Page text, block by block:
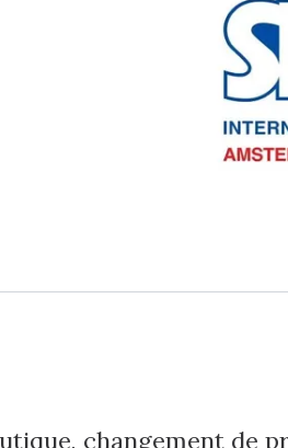
changement de